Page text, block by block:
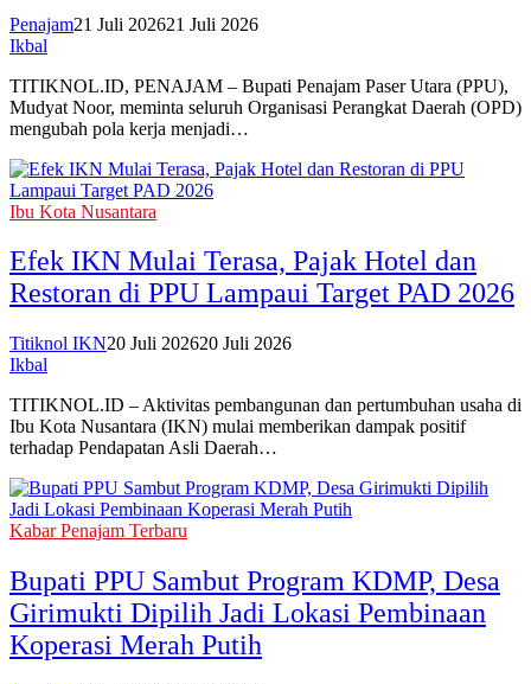
Penajam21 Juli 202621 Juli 2026
Ikbal
TITIKNOL.ID, PENAJAM – Bupati Penajam Paser Utara (PPU),
Mudyat Noor, meminta seluruh Organisasi Perangkat Daerah (OPD)
mengubah pola kerja menjadi…
Ibu Kota Nusantara
Efek IKN Mulai Terasa, Pajak Hotel dan
Restoran di PPU Lampaui Target PAD 2026‎
Titiknol IKN20 Juli 202620 Juli 2026
Ikbal
TITIKNOL.ID – Aktivitas pembangunan dan pertumbuhan usaha di
Ibu Kota Nusantara (IKN) mulai memberikan dampak positif
terhadap Pendapatan Asli Daerah…
Kabar Penajam Terbaru
Bupati PPU Sambut Program KDMP, Desa
Girimukti Dipilih Jadi Lokasi Pembinaan
Koperasi Merah Putih